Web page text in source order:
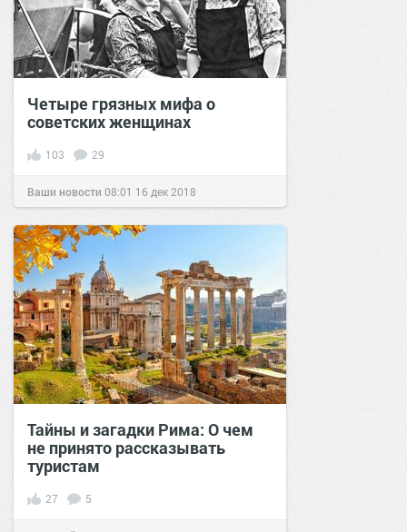
Четыре грязных мифа о
советских женщинах
103 29
Ваши новости 08:01 16 дек 2018
Тайны и загадки Рима: О чем
не принято рассказывать
туристам
27 5